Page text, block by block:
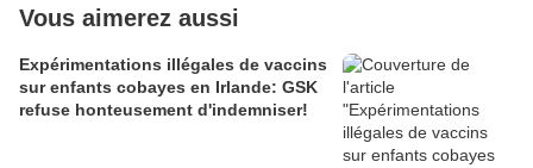
Vous aimerez aussi
Expérimentations illégales de vaccins
sur enfants cobayes en Irlande: GSK
refuse honteusement d'indemniser!